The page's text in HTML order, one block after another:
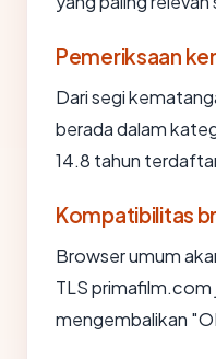
Pemeriksaan
Dari segi
berada dalam
14.8 tahun
Kompatibilitas
Browser umum
TLS primafilm.com
mengembalikan